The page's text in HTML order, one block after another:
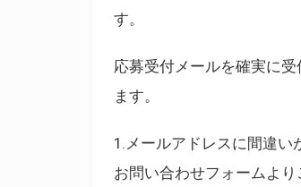
す。
応募受付メールを確実に
ます。
1.メールアドレスに間違
お問い合わせフォームより